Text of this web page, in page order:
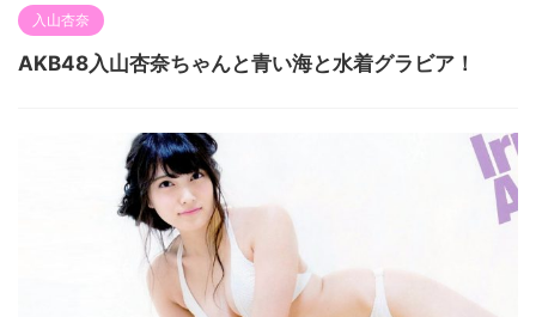
入山杏奈
AKB48入山杏奈ちゃんと青い海と水着グラビア！